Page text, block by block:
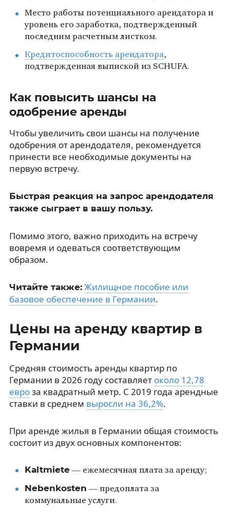
Место работы потенциального арендатора и
уровень его заработка, подтвержденный
последним расчетным листком.
Кредитоспособность арендатора,
подтвержденная выпиской из SCHUFA.
Как повысить шансы на
одобрение аренды
Чтобы увеличить свои шансы на получение
одобрения от арендодателя, рекомендуется
принести все необходимые документы на
первую встречу.
Быстрая реакция на запрос арендодателя
также сыграет в вашу пользу.
Помимо этого, важно приходить на встречу
вовремя и одеваться соответствующим
образом.
Читайте также: Жилищное пособие или
базовое обеспечение в Германии.
Цены на аренду квартир в
Германии
Средняя стоимость аренды квартир по
Германии в 2026 году составляет около 12,78
евроза квадратный метр. С 2019 года арендные
ставки в среднем выросли на 36,2%.
При аренде жилья в Германии общая стоимость
состоит из двух основных компонентов:
Kaltmiete— ежемесячная плата за аренду;
Nebenkosten — предоплата за
коммунальные услуги.